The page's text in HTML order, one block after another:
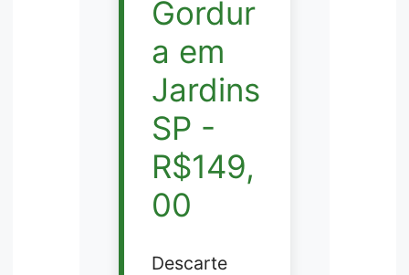
Gordur
a em
Jardins
SP -
R$149,
00
Descarte